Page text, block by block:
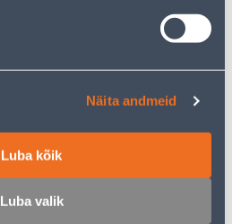
Näita andmeid
Luba kõik
Luba valik
QUIKFIT
16